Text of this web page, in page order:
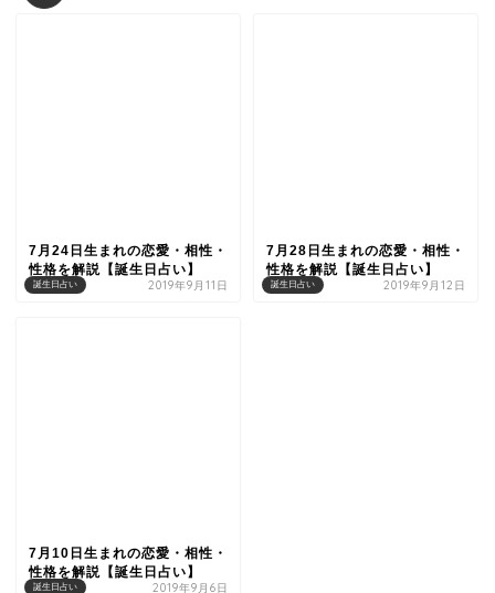
誕生日占い
7月24日生まれの恋愛・相性・
性格を解説【誕生日占い】
2019年9月11日 誕生日占い
7月28日生まれの恋愛・相性・
性格を解説【誕生日占い】
2019年9月12日
誕生日占い
7月10日生まれの恋愛・相性・
性格を解説【誕生日占い】
2019年9月6日